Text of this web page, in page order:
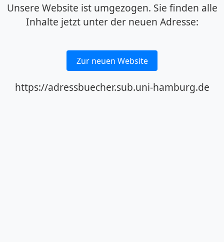
Unsere Website ist umgezogen. Sie finden alle
Inhalte jetzt unter der neuen Adresse:
Zur neuen Website
https://adressbuecher.sub.uni-hamburg.de